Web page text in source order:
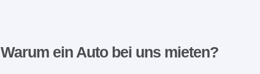
Warum ein Auto bei uns mieten?